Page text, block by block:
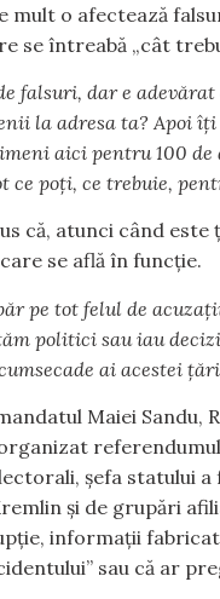
mult o afectează
se întreabă „cât
falsuri, dar e
la adresa ta? Apoi
aici pentru 100
ce poți, ce trebuie,
că, atunci când
se află în funcție.
pe tot felul de
politici sau iau
ai acestei
Maiei Sandu,
șefa statului
și de grupări
informații
sau că ar